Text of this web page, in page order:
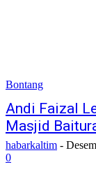
Bontang
Andi Faizal
Masjid
habarkaltim -
0